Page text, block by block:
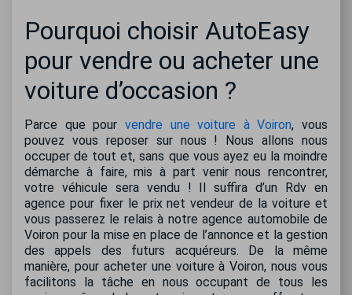
Pourquoi choisir AutoEasy
pour vendre ou acheter une
voiture d’occasion ?
Parce que pour vendre une voiture à Voiron, vous
pouvez vous reposer sur nous ! Nous allons nous
occuper de tout et, sans que vous ayez eu la moindre
démarche à faire, mis à part venir nous rencontrer,
votre véhicule sera vendu ! Il suffira d’un Rdv en
agence pour fixer le prix net vendeur de la voiture et
vous passerez le relais à notre agence automobile de
Voiron pour la mise en place de l’annonce et la gestion
des appels des futurs acquéreurs. De la même
manière, pour acheter une voiture à Voiron, nous vous
facilitons la tâche en nous occupant de tous les